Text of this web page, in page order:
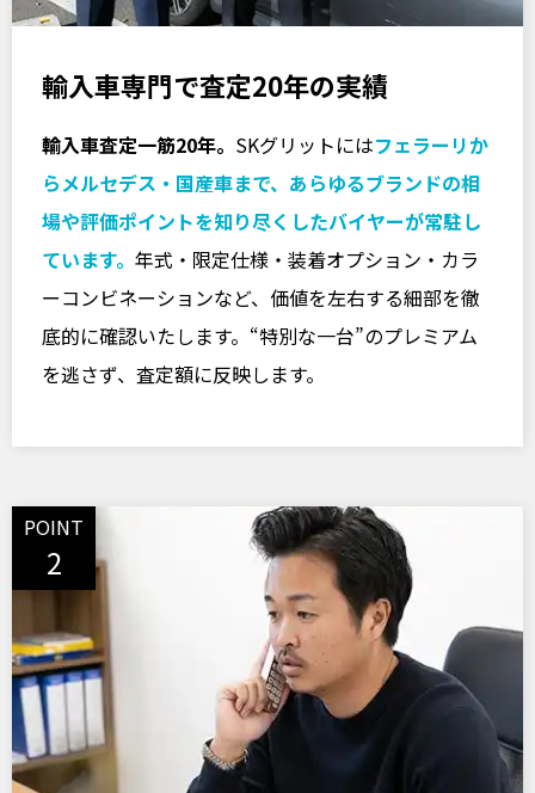
輸入車専門で査定20年の実績
輸入車査定一筋20年。 SKグリットにはフェラーリか
らメルセデス・国産車まで、あらゆるブランドの相
場や評価ポイントを知り尽くしたバイヤーが常駐し
ています。 年式・限定仕様・装着オプション・カラ
ーコンビネーションなど、価値を左右する細部を徹
底的に確認いたします。“特別な一台”のプレミアム
を逃さず、査定額に反映します。
POINT
2